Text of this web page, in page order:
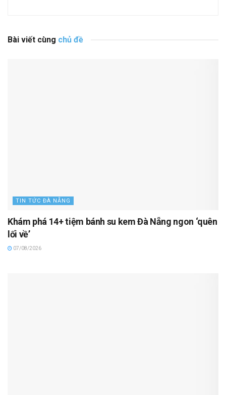
Bài viết cùng chủ đề
TIN TỨC ĐÀ NẴNG
Khám phá 14+ tiệm bánh su kem Đà Nẵng ngon ‘quên
lối về’
07/08/2026